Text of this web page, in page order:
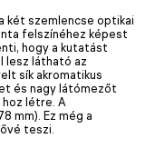
két szemlencse optikai
felszínéhez képest
hogy a kutatást
lesz látható az
sík akromatikus
és nagy látómezőt
létre. A
mm). Ez még a
teszi.